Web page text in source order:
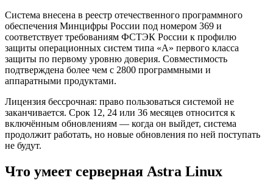
Система внесена в реестр отечественного программного
обеспечения Минцифры России под номером 369 и
соответствует требованиям ФСТЭК России к профилю
защиты операционных систем типа «А» первого класса
защиты по первому уровню доверия. Совместимость
подтверждена более чем с 2800 программными и
аппаратными продуктами.
Лицензия бессрочная: право пользоваться системой не
заканчивается. Срок 12, 24 или 36 месяцев относится к
включённым обновлениям — когда он выйдет, система
продолжит работать, но новые обновления по ней поступать
не будут.
Что умеет серверная Astra Linux